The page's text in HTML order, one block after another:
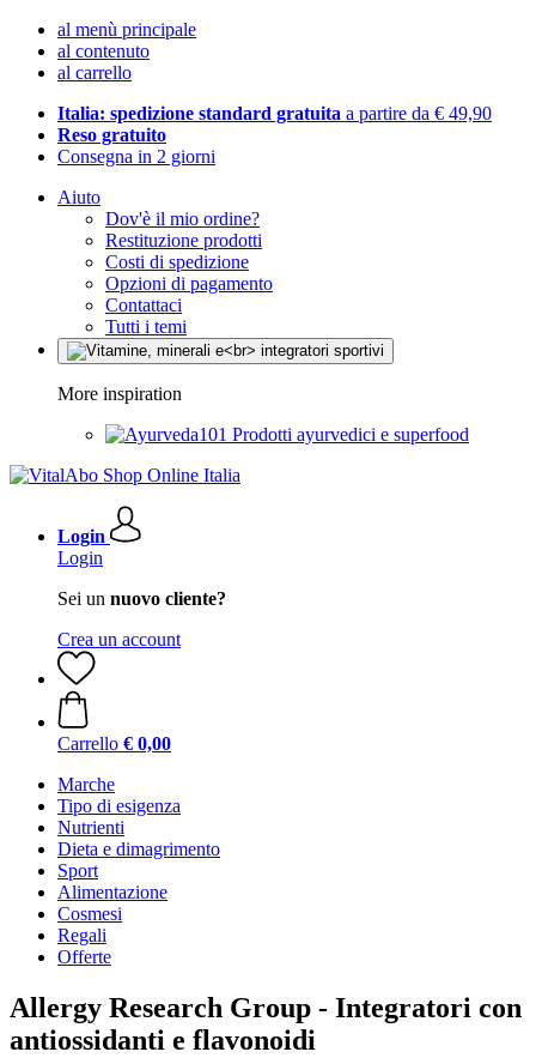
al menù principale
al contenuto
al carrello
Italia: spedizione standard gratuita a partire da € 49,90
Reso gratuito
Consegna in 2 giorni
Aiuto
Dov'è il mio ordine?
Restituzione prodotti
Costi di spedizione
Opzioni di pagamento
Contattaci
Tutti i temi
More inspiration
Prodotti ayurvedici e superfood
Login
Login
Sei un nuovo cliente?
Crea un account
Carrello € 0,00
Marche
Tipo di esigenza
Nutrienti
Dieta e dimagrimento
Sport
Alimentazione
Cosmesi
Regali
Offerte
Allergy Research Group - Integratori con
antiossidanti e flavonoidi